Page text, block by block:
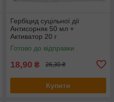
Гербіцид суцільної дії
Антисорняк 50 мл +
Активатор 20 г
Готово до відправки
18,90 ₴ 26,30 ₴
Купити